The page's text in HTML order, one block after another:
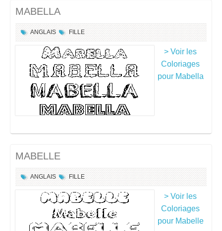
MABELLA
ANGLAIS FILLE
> Voir les
Coloriages
pour Mabella
MABELLE
ANGLAIS FILLE
> Voir les
Coloriages
pour Mabelle